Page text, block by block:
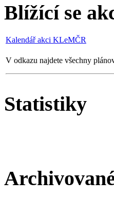
Blížící se
Kalendář akci KLeMČR
V odkazu najdete všechny
Statistiky